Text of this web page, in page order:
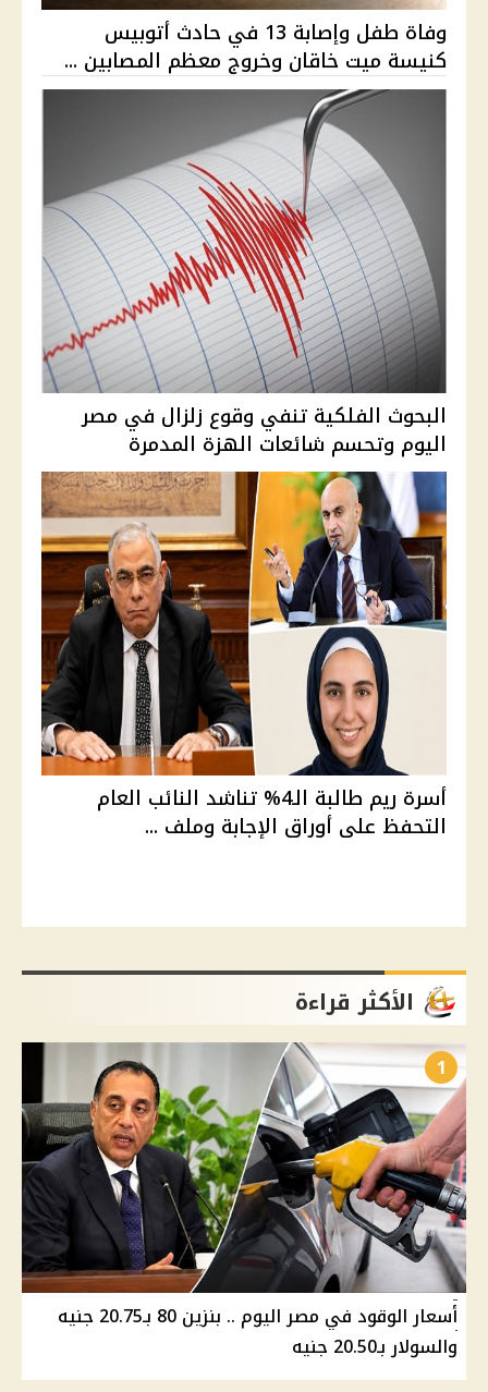
وفاة طفل وإصابة 13 في حادث أتوبيس
كنيسة ميت خاقان وخروج معظم المصابين ...
البحوث الفلكية تنفي وقوع زلزال في مصر
اليوم وتحسم شائعات الهزة المدمرة
أسرة ريم طالبة الـ4% تناشد النائب العام
التحفظ على أوراق الإجابة وملف ...
الأكثر قراءة
1
أسعار الوقود في مصر اليوم .. بنزين 80 بـ20.75 جنيه
والسولار بـ20.50 جنيه